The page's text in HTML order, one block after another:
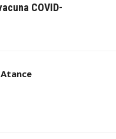
COVID-